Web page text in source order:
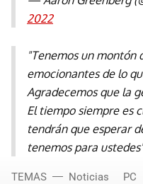
2022
"Tenemos un montón
emocionantes de lo
Agradecemos que la
El tiempo siempre es
tendrán que esperar
tenemos para
TEMAS Noticias PC